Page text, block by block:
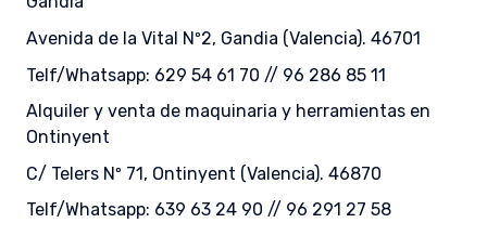
Avenida de la Vital Nº2, Gandia (Valencia). 46701
Telf/Whatsapp: 629 54 61 70 // 96 286 85 11
Alquiler y venta de maquinaria y herramientas en
Ontinyent
C/ Telers Nº 71, Ontinyent (Valencia). 46870
Telf/Whatsapp: 639 63 24 90 // 96 291 27 58